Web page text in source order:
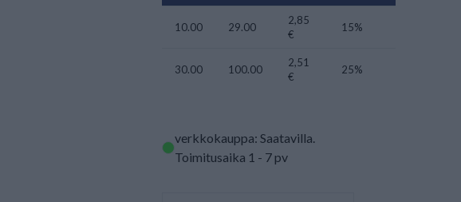
10.00 29.00
2,85
€
15%
30.00 100.00
2,51
€
25%
verkkokauppa: Saatavilla.
Toimitusaika 1 - 7 pv